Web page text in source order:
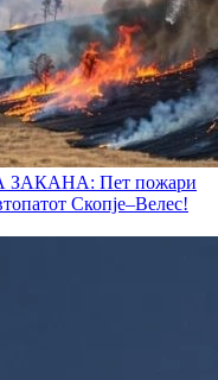
Пет пожари
Скопје–Велес!